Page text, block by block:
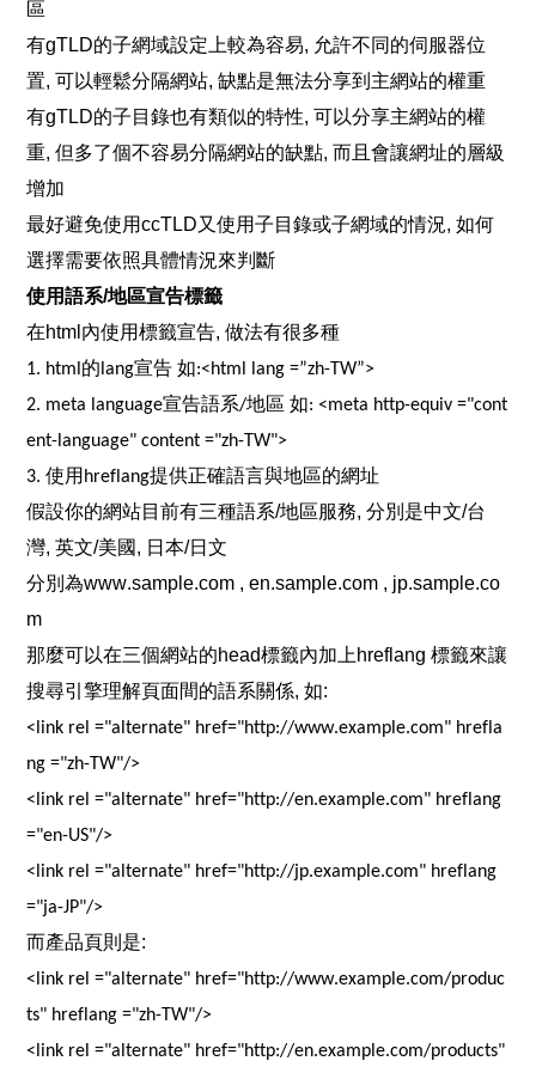
區
有gTLD的子網域設定上較為容易, 允許不同的伺服器位
置, 可以輕鬆分隔網站, 缺點是無法分享到主網站的權重
有gTLD的子目錄也有類似的特性, 可以分享主網站的權
重, 但多了個不容易分隔網站的缺點, 而且會讓網址的層級
增加
最好避免使用ccTLD又使用子目錄或子網域的情況, 如何
選擇需要依照具體情況來判斷
使用語系/地區宣告標籤
在html內使用標籤宣告, 做法有很多種
1. html的lang宣告 如:<html lang =”zh-TW”>
2. meta language宣告語系/地區 如: <meta http-equiv ="cont
ent-language" content ="zh-TW">
3. 使用hreflang提供正確語言與地區的網址
假設你的網站目前有三種語系/地區服務, 分別是中文/台
灣, 英文/美國, 日本/日文
分別為www.sample.com , en.sample.com , jp.sample.co
m
那麼可以在三個網站的head標籤內加上hreflang 標籤來讓
搜尋引擎理解頁面間的語系關係, 如:
<link rel ="alternate" href="http://www.example.com" hrefla
ng ="zh-TW"/>
<link rel ="alternate" href="http://en.example.com" hreflang
="en-US"/>
<link rel ="alternate" href="http://jp.example.com" hreflang
="ja-JP"/>
而產品頁則 是:
<link rel ="alternate" href="http://www.example.com/produc
ts" hreflang ="zh-TW"/>
<link rel ="alternate" href